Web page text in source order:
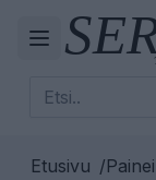
Etusivu /